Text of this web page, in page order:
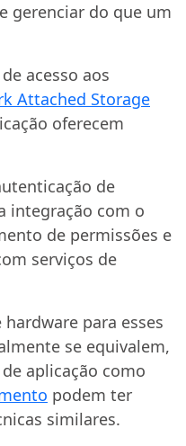
gerenciar do que um
acesso aos
Attached Storage
oferecem
de
integração com o
de permissões e
serviços de
para esses
se equivalem,
aplicação como
podem ter
similares.